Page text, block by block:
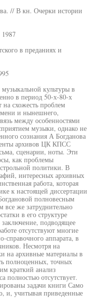
// В кн. Очерки истории
в преданиях и
культуры в
в период 50-х-80-х
на схожесть проблем
и нынешнего,
между особенностями
музыки, однако не
сознания А Богданова
архивов ЦК КПСС
сценарии, ноты. Эти
как проблемы
политики. В
интересных архивных
работа, которая
к настоящей диссертации
полновесным
все же затруднительно
в его структуре
заключение, подводящее
отсутствуют многие
справочного аппарата, в
Несмотря на
на архивные материалы в
полноценных, точных
краткий анализ
полностью отсутствует.
задачи книги Само
и, учитывая приведенные